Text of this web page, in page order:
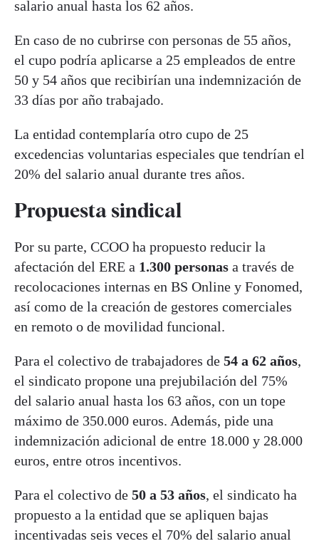
salario anual hasta los 62 años.
En caso de no cubrirse con personas de 55 años,
el cupo podría aplicarse a 25 empleados de entre
50 y 54 años que recibirían una indemnización de
33 días por año trabajado.
La entidad contemplaría otro cupo de 25
excedencias voluntarias especiales que tendrían el
20% del salario anual durante tres años.
Propuesta sindical
Por su parte, CCOO ha propuesto reducir la
afectación del ERE a 1.300 personas a través de
recolocaciones internas en BS Online y Fonomed,
así como de la creación de gestores comerciales
en remoto o de movilidad funcional.
Para el colectivo de trabajadores de 54 a 62 años,
el sindicato propone una prejubilación del 75%
del salario anual hasta los 63 años, con un tope
máximo de 350.000 euros. Además, pide una
indemnización adicional de entre 18.000 y 28.000
euros, entre otros incentivos.
Para el colectivo de 50 a 53 años, el sindicato ha
propuesto a la entidad que se apliquen bajas
incentivadas seis veces el 70% del salario anual